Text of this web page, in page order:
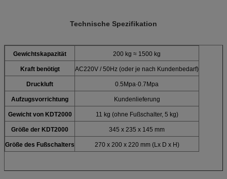
Technische Spezifikation
Gewichtskapazität 200 kg ≈ 1500 kg
Kraft benötigt AC220V / 50Hz (oder je nach Kundenbedarf)
Druckluft 0.5Mpa·0.7Mpa
Aufzugsvorrichtung Kundenlieferung
Gewicht von KDT2000 11 kg (ohne Fußschalter, 5 kg)
Größe der KDT2000 345 x 235 x 145 mm
Größe des Fußschalters 270 x 200 x 220 mm (Lx D x H)